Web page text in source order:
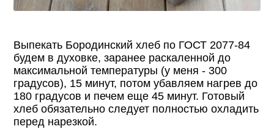
Выпекать Бородинский хлеб по ГОСТ 2077-84
будем в духовке, заранее раскаленной до
максимальной температуры (у меня - 300
градусов), 15 минут, потом убавляем нагрев до
180 градусов и печем еще 45 минут. Готовый
хлеб обязательно следует полностью охладить
перед нарезкой.